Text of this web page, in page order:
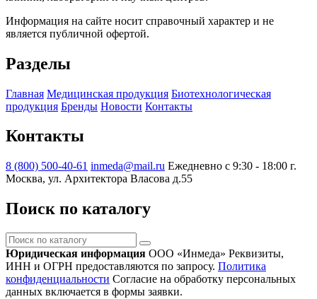
Информация на сайте носит справочный характер и не
является публичной офертой.
Разделы
Главная Медицинская продукция Биотехнологическая
продукция Бренды Новости Контакты
Контакты
8 (800) 500-40-61 inmeda@mail.ru Ежедневно с 9:30 - 18:00 г.
Москва, ул. Архитектора Власова д.55
Поиск по каталогу
Поиск
по
каталогу
Юридическая информация ООО «Инмеда» Реквизиты,
ИНН и ОГРН предоставляются по запросу. Политика
конфиденциальности Согласие на обработку персональных
данных включается в формы заявки.